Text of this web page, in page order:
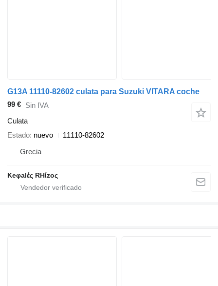
G13A 11110-82602 culata para Suzuki VITARA coche
99 € Sin IVA
Culata
Estado nuevo
11110-82602
Grecia
Keφalές RHίzoς